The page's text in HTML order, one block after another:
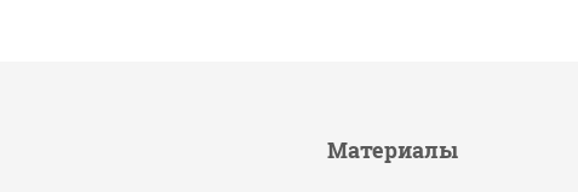
Материалы